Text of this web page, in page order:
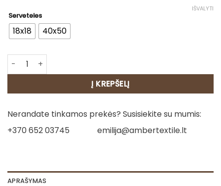
Serveteles
18x18 40x50
IŠVALYTI
produkto kiekis: Servetėlės - Šventinė elegancija
Į KREPŠELĮ
Nerandate tinkamos prekės? Susisiekite su mumis:
+370 652 03745
emilija@ambertextile.lt
APRAŠYMAS